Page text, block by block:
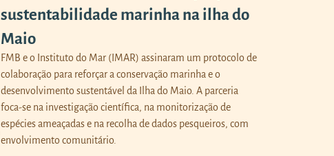
sustentabilidade marinha na ilha do
Maio
FMB e o Instituto do Mar (IMAR) assinaram um protocolo de
colaboração para reforçar a conservação marinha e o
desenvolvimento sustentável da Ilha do Maio. A parceria
foca-se na investigação científica, na monitorização de
espécies ameaçadas e na recolha de dados pesqueiros, com
envolvimento comunitário.